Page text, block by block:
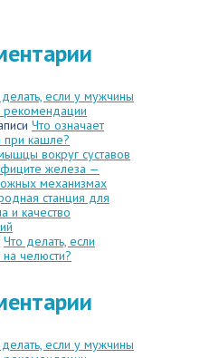
если у мужчины
рекомендации
Что означает
при кашле?
вокруг суставов
железа —
механизмах
станция для
и качество
Что делать, если
челюсти?
если у мужчины